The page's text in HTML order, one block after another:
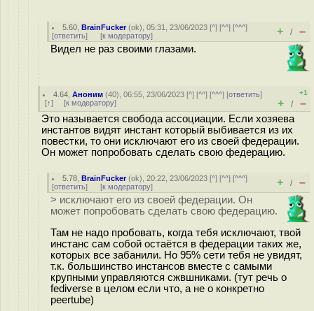
5.60 ,BrainFucker(ok), 05:31, 23/06/2023 [^] [^^] [^^^]
[ответить] [к модератору] + / –
Видел не раз своими глазами.
4.64 ,Аноним (40), 06:55, 23/06/2023 [^] [^^] [^^^] [ответить]
[↑] [к модератору]
+1
+ / –
Это называется свобода ассоциации. Если хозяева
инстантов видят инстант который выбивается из их
повестки, то они исключают его из своей федерации.
Он может попробовать сделать свою федерацию.
5.78 ,BrainFucker(ok), 20:22, 23/06/2023 [^] [^^] [^^^]
[ответить] [к модератору] + / –
> исключают его из своей федерации. Он
может попробовать сделать свою федерацию.
Там не надо пробовать, когда тебя исключают, твой
инстанс сам собой остаётся в федерации таких же,
которых все забанили. Но 95% сети тебя не увидят,
т.к. большинство инстансов вместе с самыми
крупными управляются сжвшниками. (тут речь о
fediverse в целом если что, а не о конкретно
peertube)